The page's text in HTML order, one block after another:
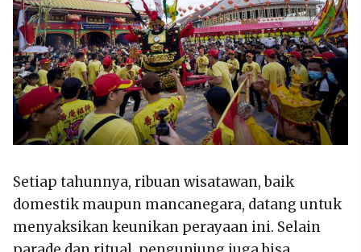
Setiap tahunnya, ribuan wisatawan, baik
domestik maupun mancanegara, datang untuk
menyaksikan keunikan perayaan ini. Selain